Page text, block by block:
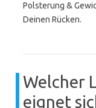
Polsterung &
Deinen Rücken.
Welcher
eignet